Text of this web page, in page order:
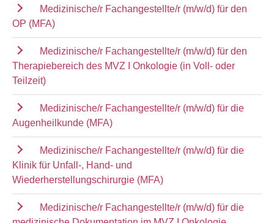
Medizinische/r Fachangestellte/r (m/w/d) für den
OP (MFA)
Medizinische/r Fachangestellte/r (m/w/d) für den
Therapiebereich des MVZ I Onkologie (in Voll- oder
Teilzeit)
Medizinische/r Fachangestellte/r (m/w/d) für die
Augenheilkunde (MFA)
Medizinische/r Fachangestellte/r (m/w/d) für die
Klinik für Unfall-, Hand- und
Wiederherstellungschirurgie (MFA)
Medizinische/r Fachangestellte/r (m/w/d) für die